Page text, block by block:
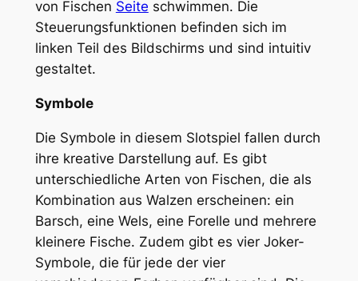
von Fischen Seite schwimmen. Die
Steuerungsfunktionen befinden sich im
linken Teil des Bildschirms und sind intuitiv
gestaltet.
Symbole
Die Symbole in diesem Slotspiel fallen durch
ihre kreative Darstellung auf. Es gibt
unterschiedliche Arten von Fischen, die als
Kombination aus Walzen erscheinen: ein
Barsch, eine Wels, eine Forelle und mehrere
kleinere Fische. Zudem gibt es vier Joker-
Symbole, die für jede der vier